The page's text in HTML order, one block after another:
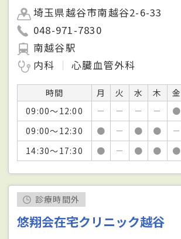
埼玉県越谷市南越谷2-6-33
048-971-7830
南越谷駅
内科
心臓血管外科
時間 月 火 水 木 金
09:00～12:00
－ － － － ●
09:00～12:30
● － ● ● －
14:30～17:30
● － ● ● ●
診療時間外
悠翔会在宅クリニック越谷